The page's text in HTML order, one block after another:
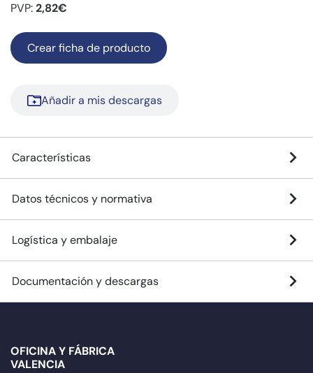
PVP:2,82€
Crear ficha de producto
Añadir a mis descargas
Características
Datos técnicos y normativa
Logística y embalaje
Documentación y descargas
OFICINA Y FÁBRICA
VALENCIA